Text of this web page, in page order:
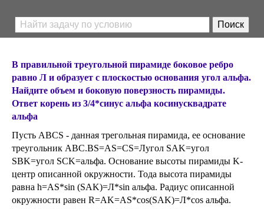
В правильной треугольной пирамиде боковое ребро
равно Л и образует с плоскостью основания угол альфа.
Найдите объем и боковую поверзность пирамиды.
Ответ корень из 3/4*синус альфа косинусквадрате
альфа
Пусть ABCS - данная трегольная пирамида, ее основание
треугольник ABC.BS=AS=CS=Лугол SAK=угол
SBK=угол SCK=альфа. Основание высоты пирамиды K-
центр описанной окружности. Тода высота пирамиды
равна h=AS*sin (SAK)=Л*sin альфа. Радиус описанной
окружности равен R=AK=AS*cos(SAK)=Л*cos альфа.